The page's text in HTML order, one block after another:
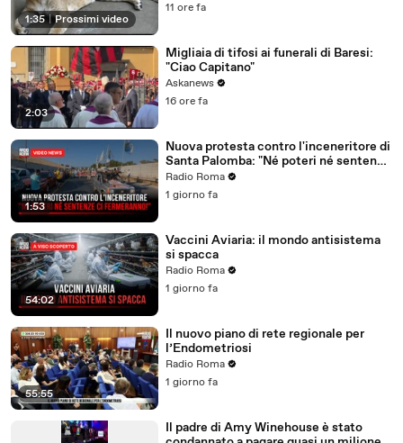
1:35 | Prossimi video
11 ore fa
2:03
Migliaia di tifosi ai funerali di Baresi:
"Ciao Capitano"
Askanews
16 ore fa
1:53
Nuova protesta contro l'inceneritore di
Santa Palomba: "Né poteri né sentenze
ci fermeranno!"
Radio Roma
1 giorno fa
54:02
Vaccini Aviaria: il mondo antisistema
si spacca
Radio Roma
1 giorno fa
55:55
Il nuovo piano di rete regionale per
l’Endometriosi
Radio Roma
1 giorno fa
Il padre di Amy Winehouse è stato